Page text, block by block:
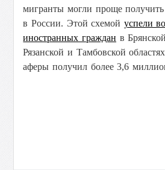
мигранты могли проще
в России. Этой схемой успели
иностранных граждан в
Рязанской и Тамбовской
аферы получил более 3,6